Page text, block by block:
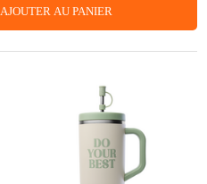
AJOUTER AU PANIER